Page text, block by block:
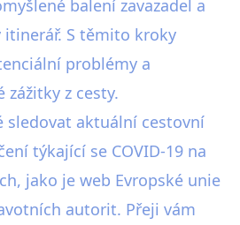
balení zavazadel a
S těmito kroky
problémy a
zážitky z cesty.
sledovat aktuální cestovní
týkající se COVID-19 na
jako je web Evropské unie
autorit. Přeji vám